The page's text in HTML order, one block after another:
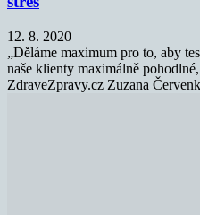
12. 8. 2020
„Děláme maximum pro to, aby
naše klienty maximálně
ZdraveZpravy.cz Zuzana